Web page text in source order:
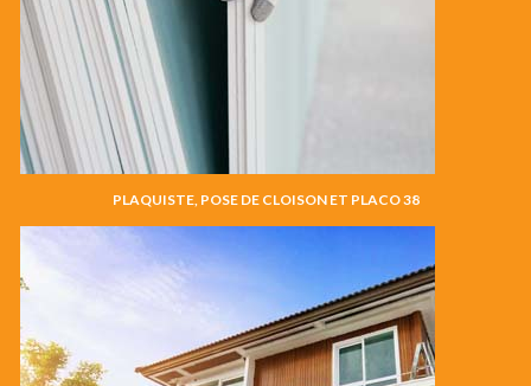
PLAQUISTE, POSE DE CLOISON ET PLACO 38